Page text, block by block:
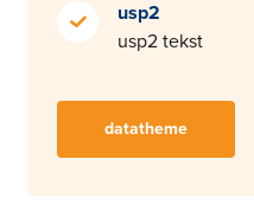
usp2
usp2 tekst
datatheme